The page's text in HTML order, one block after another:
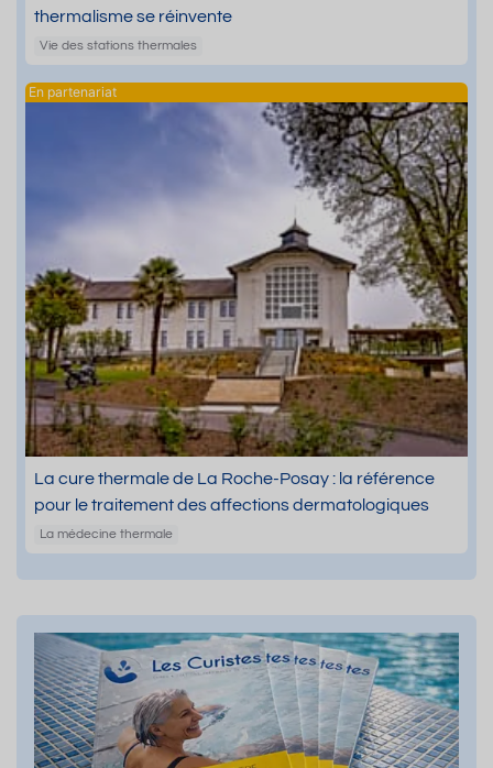
thermalisme se réinvente
Vie des stations thermales
La cure thermale de La Roche-Posay : la référence
pour le traitement des affections dermatologiques
La médecine thermale